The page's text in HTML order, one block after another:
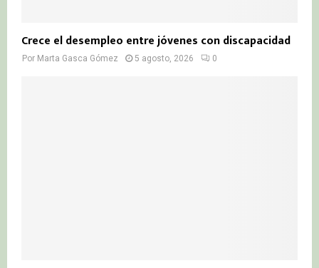
Crece el desempleo entre jóvenes con discapacidad
Por Marta Gasca Gómez 5 agosto, 2026 0